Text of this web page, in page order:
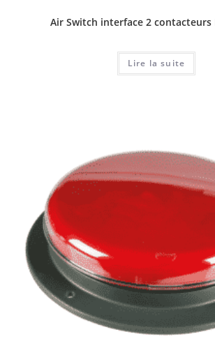
Air Switch interface 2
Lire la suite